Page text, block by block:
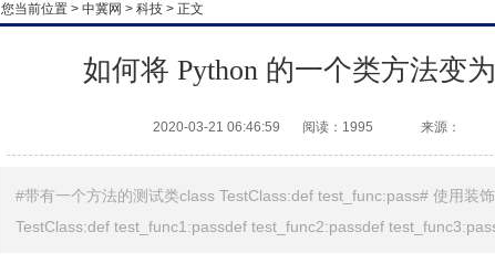
您当前位置 > 中冀网 > 科技 > 正文
如何将 Python 的一个类方法变
2020-03-21 06:46:59 阅读：1995 来源：
#带有一个方法的测试类class TestClass:def test_func:pass# 使用装
TestClass:def test_func1:passdef test_func2:passdef